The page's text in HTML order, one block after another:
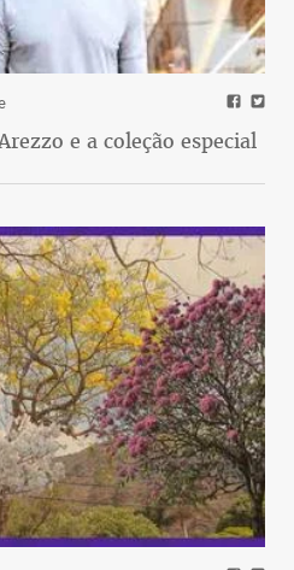
e a coleção especial